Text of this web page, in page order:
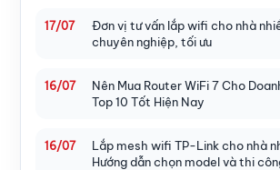
17/07
Đơn vị tư vấn lắp wifi cho nhà
chuyên nghiệp, tối ưu
16/07
Nên Mua Router WiFi 7 Cho
Top 10 Tốt Hiện Nay
16/07
Lắp mesh wifi TP-Link cho nhà
Hướng dẫn chọn model và thi